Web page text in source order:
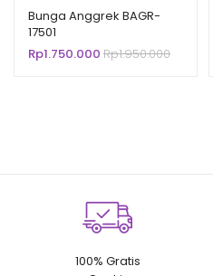
Bunga Anggrek BAGR-
17501
Rp1.750.000 Rp1.950.000
100% Gratis